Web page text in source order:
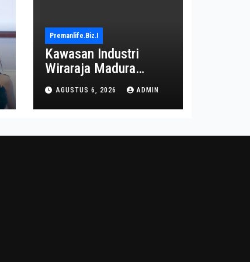
Premanlife.biz.i
Kawasan Industri
Wiraraja Madura
Diproyeksi Jadi Pusat
Ekonomi Baru
AGUSTUS 6, 2026 ADMIN